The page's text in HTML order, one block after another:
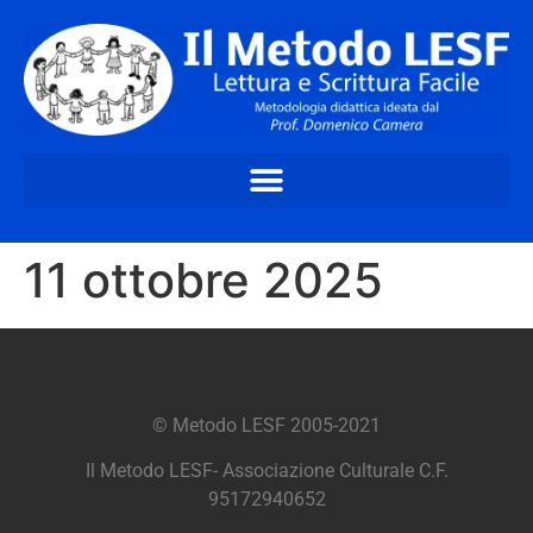
11 ottobre 2025
© Metodo LESF 2005-2021
Il Metodo LESF- Associazione Culturale C.F.
95172940652